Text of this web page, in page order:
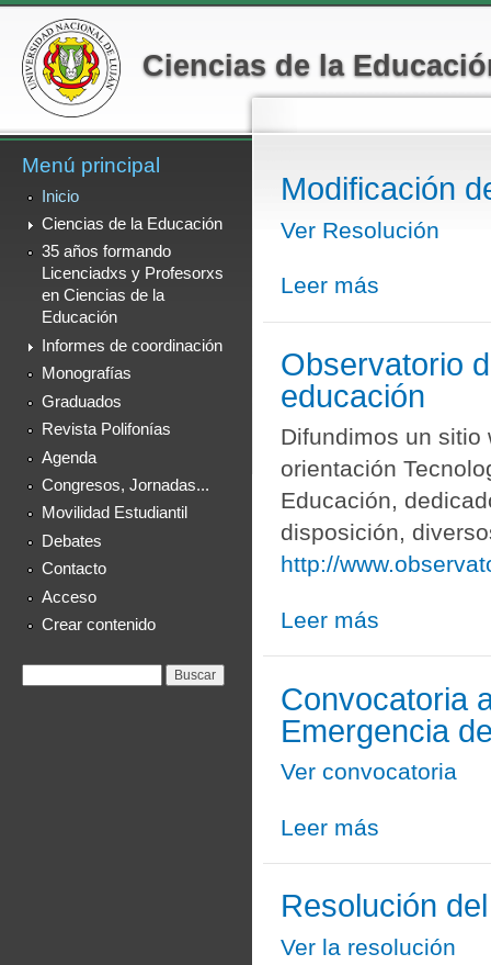
Ciencias de la
Menú secundario
Menú principal
Inicio
Ciencias de la Educación
35 años formando
Licenciadxs y Profesorxs
en Ciencias de la
Educación
Informes de coordinación
Monografías
Graduados
Revista Polifonías
Agenda
Congresos, Jornadas...
Movilidad Estudiantil
Debates
Contacto
Acceso
Crear contenido
Modificación
Ver Resolución
Leer más
Observatorio
educación
Difundimos un sitio
orientación
Educación,
disposición,
http://
Leer más
Convocatoria
Emergencia
Ver convocatoria
Leer más
Resolución
Ver la resolución